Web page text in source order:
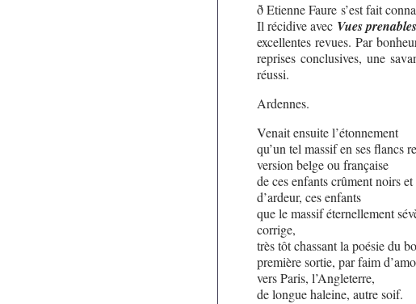
ð Etienne Faure s’est fait
Il récidive avec Vues prenables
excellentes revues. Par
reprises conclusives, une
réussi.
Ardennes.
Venait ensuite l’étonnement
qu’un tel massif en ses flancs
version belge ou française
de ces enfants crûment noirs et
d’ardeur, ces enfants
que le massif éternellement
corrige,
très tôt chassant la poésie du
première sortie, par faim
vers Paris, l’Angleterre,
de longue haleine, autre soif.